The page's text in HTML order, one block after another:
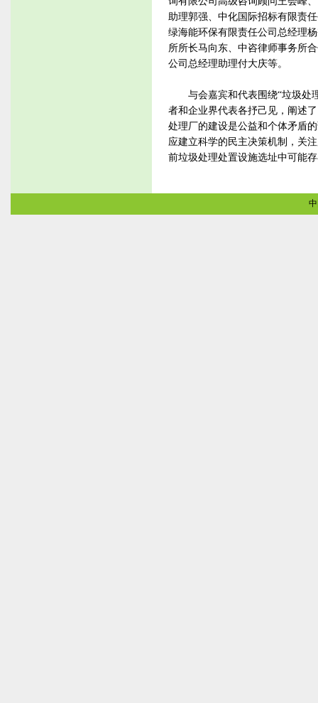
助理郭强、中化国际招标有限责
绿海能环保有限责任公司总经理
所所长马向东、中咨律师事务所
公司总经理助理付大庆等。
与会嘉宾和代表围绕“垃圾处理
者和企业界代表各抒己见，阐述
处理厂的建设是公益和个体矛盾
应建立科学的民主决策机制，关
前垃圾处理处置设施选址中可能